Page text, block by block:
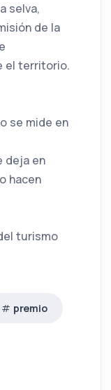
selva,
de la
el territorio.
se mide en
deja en
hacen
turismo
premio